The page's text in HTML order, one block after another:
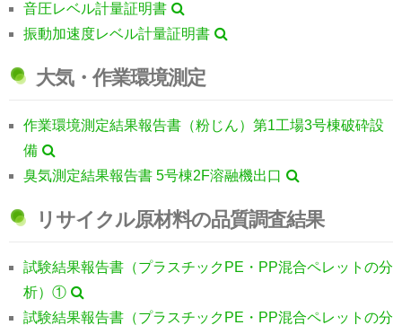
音圧レベル計量証明書
振動加速度レベル計量証明書
大気・作業環境測定
作業環境測定結果報告書（粉じん）第1工場3号棟破砕設
備
臭気測定結果報告書 5号棟2F溶融機出口
リサイクル原材料の品質調査結果
試験結果報告書（プラスチックPE・PP混合ペレットの分
析）①
試験結果報告書（プラスチックPE・PP混合ペレットの分